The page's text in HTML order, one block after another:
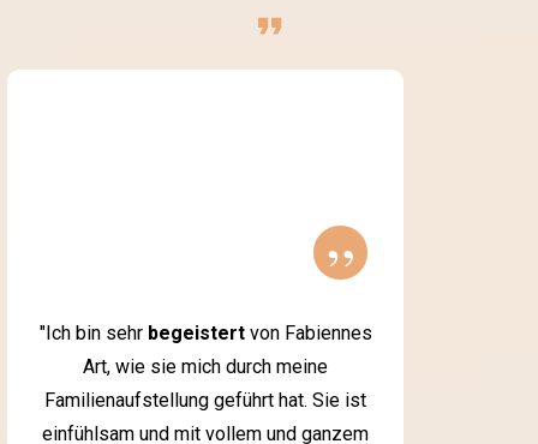
"Ich bin sehr begeistert von Fabiennes
Art, wie sie mich durch meine
Familienaufstellung geführt hat. Sie ist
einfühlsam und mit vollem und ganzem
”